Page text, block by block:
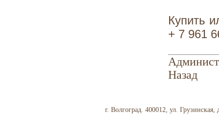
Купить
+ 7 961
Назад
г. Волгоград. 400012, ул.